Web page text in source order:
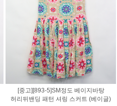
[중고][893-5]SM정도 베이지바탕
허리뒤밴딩 패턴 셔링 스커트 (베이글)